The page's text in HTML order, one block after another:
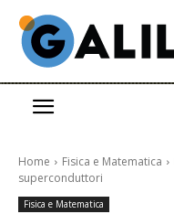
Home Fisica e Matematica
superconduttori
Fisica e Matematica